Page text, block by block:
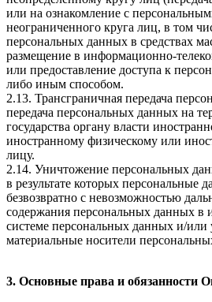
или на ознакомление с
неограниченного круга лиц, в том
персональных данных в средствах
размещение в информационно-
или предоставление доступа к
либо иным способом.
2.13. Трансграничная передача
передача персональных данных на
государства органу власти
иностранному физическому или
лицу.
2.14. Уничтожение персональных
в результате которых персональные
безвозвратно с невозможностью
содержания персональных данных в
системе персональных данных и/или
материальные носители
3. Основные права и обязанности